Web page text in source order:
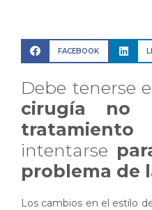
FACEBOOK
Debe tenerse
cirugía no
tratamiento
intentarse
problema de
Los cambios en el estilo